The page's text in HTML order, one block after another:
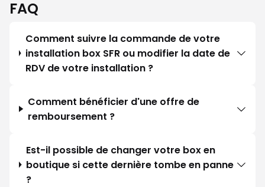
FAQ
Comment suivre la commande de votre
installation box SFR ou modifier la date de
RDV de votre installation ?
Comment bénéficier d'une offre de
remboursement ?
Est-il possible de changer votre box en
boutique si cette dernière tombe en panne
?